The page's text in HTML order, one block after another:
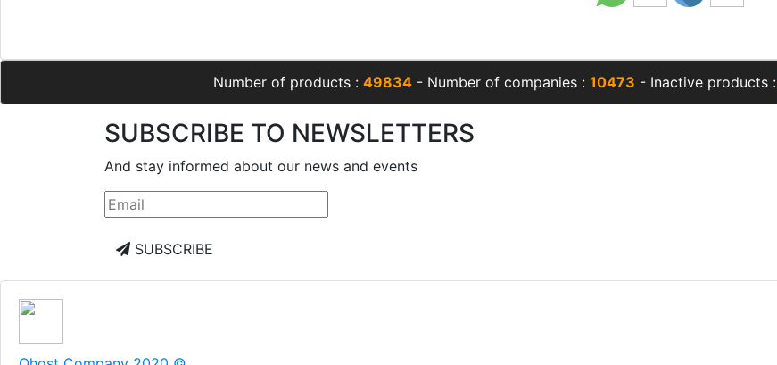
Number of products : 49834 - Number of companies : 10473 - Inactive products :
SUBSCRIBE TO NEWSLETTERS
And stay informed about our news and events
SUBSCRIBE